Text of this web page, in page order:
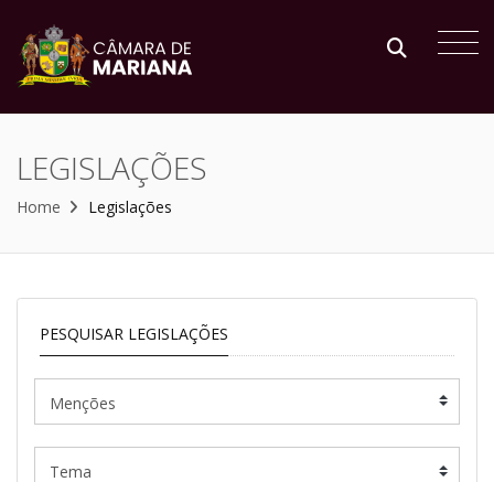
LEGISLAÇÕES
Home Legislações
PESQUISAR LEGISLAÇÕES